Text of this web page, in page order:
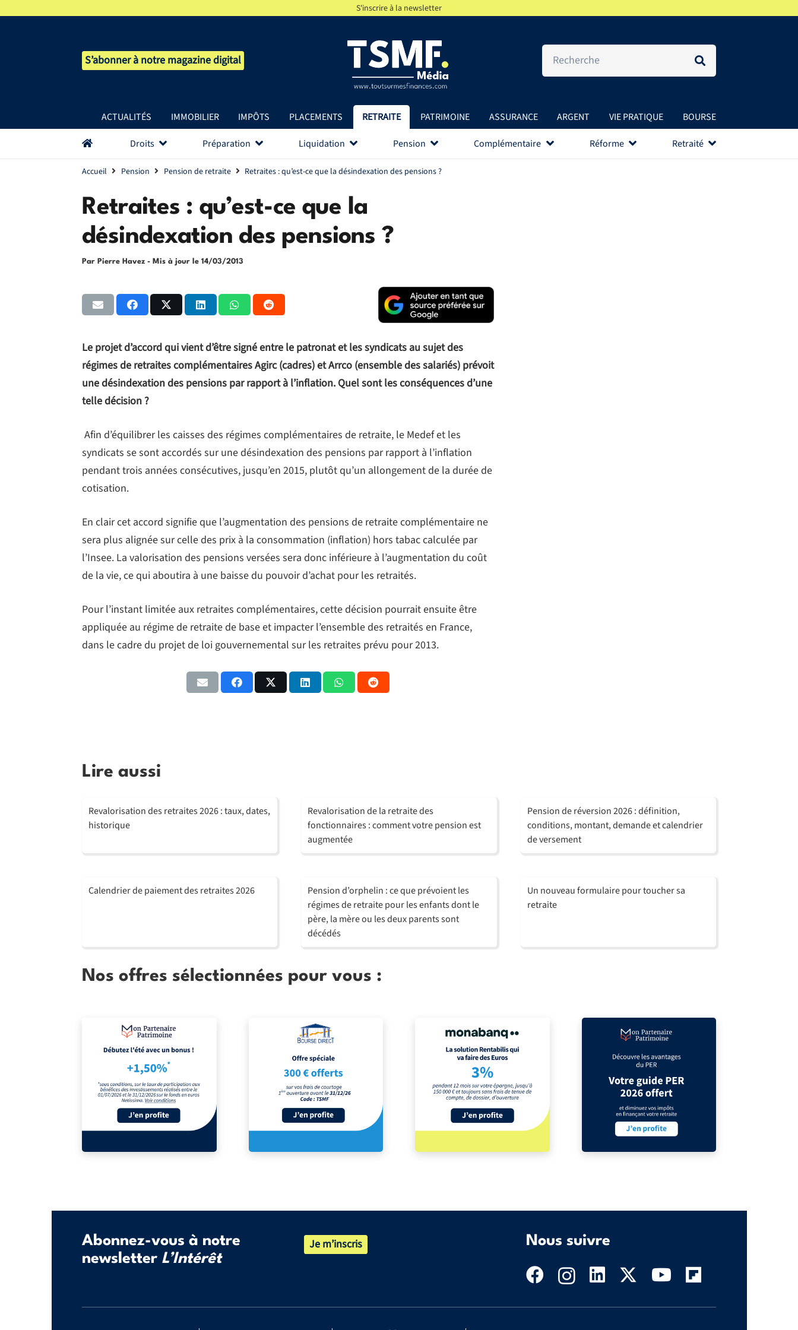
S'inscrire à la newsletter
S’abonner à notre magazine digital
ACTUALITÉS IMMOBILIER IMPÔTS PLACEMENTS RETRAITE PATRIMOINE ASSURANCE ARGENT VIE PRATIQUE BOURSE
Droits Préparation Liquidation Pension Complémentaire Réforme Retraité
Accueil Pension Pension de retraite Retraites : qu’est-ce que la désindexation des pensions ?
Retraites : qu’est-ce que la
désindexation des pensions ?
Par Pierre Havez - Mis à jour le 14/03/2013
Le projet d’accord qui vient d’être signé entre le patronat et les syndicats au sujet des
régimes de retraites complémentaires Agirc (cadres) et Arrco (ensemble des salariés) prévoit
une désindexation des pensions par rapport à l’inflation. Quel sont les conséquences d’une
telle décision ?
Afin d’équilibrer les caisses des régimes complémentaires de retraite, le Medef et les
syndicats se sont accordés sur une désindexation des pensions par rapport à l’inflation
pendant trois années consécutives, jusqu’en 2015, plutôt qu’un allongement de la durée de
cotisation.
En clair cet accord signifie que l’augmentation des pensions de retraite complémentaire ne
sera plus alignée sur celle des prix à la consommation (inflation) hors tabac calculée par
l’Insee. La valorisation des pensions versées sera donc inférieure à l’augmentation du coût
de la vie, ce qui aboutira à une baisse du pouvoir d’achat pour les retraités.
Pour l’instant limitée aux retraites complémentaires, cette décision pourrait ensuite être
appliquée au régime de retraite de base et impacter l’ensemble des retraités en France,
dans le cadre du projet de loi gouvernemental sur les retraites prévu pour 2013.
Lire aussi
Revalorisation des retraites 2026 : taux, dates,
historique
Revalorisation de la retraite des
fonctionnaires : comment votre pension est
augmentée
Pension de réversion 2026 : définition,
conditions, montant, demande et calendrier
de versement
Calendrier de paiement des retraites 2026
Pension d’orphelin : ce que prévoient les
régimes de retraite pour les enfants dont le
père, la mère ou les deux parents sont
décédés
Un nouveau formulaire pour toucher sa
retraite
Nos offres sélectionnées pour vous :
Abonnez-vous à notre
newsletter L’Intérêt
Je m’inscris Nous suivre